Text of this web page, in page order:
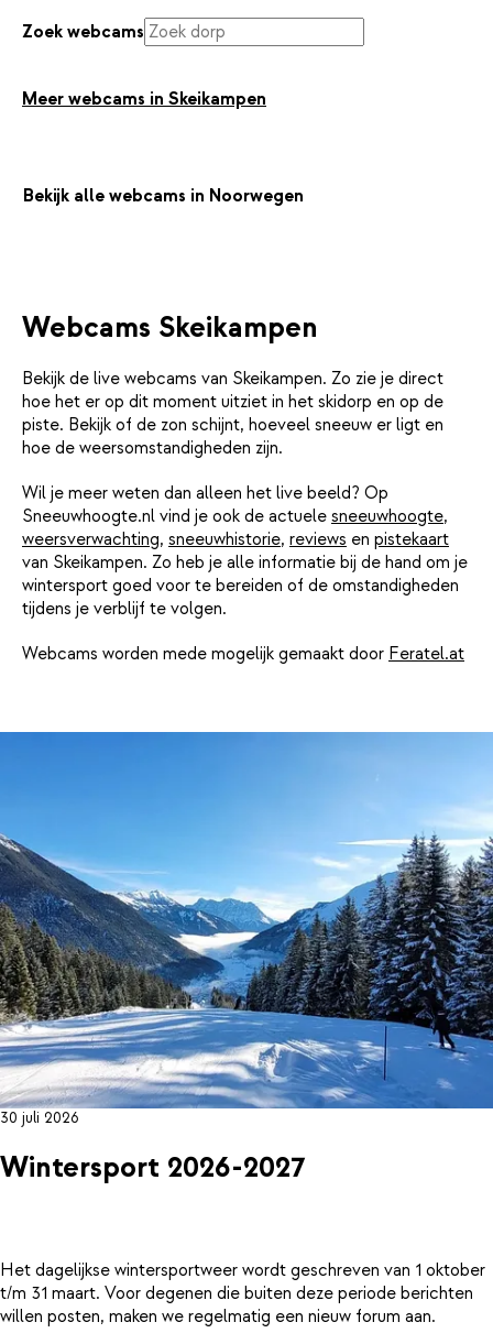
Zoek webcams
Meer webcams in Skeikampen
Bekijk alle webcams in Noorwegen
Webcams Skeikampen
Bekijk de live webcams van Skeikampen. Zo zie je direct
hoe het er op dit moment uitziet in het skidorp en op de
piste. Bekijk of de zon schijnt, hoeveel sneeuw er ligt en
hoe de weersomstandigheden zijn.
Wil je meer weten dan alleen het live beeld? Op
Sneeuwhoogte.nl vind je ook de actuele sneeuwhoogte,
weersverwachting, sneeuwhistorie, reviews en pistekaart
van Skeikampen. Zo heb je alle informatie bij de hand om je
wintersport goed voor te bereiden of de omstandigheden
tijdens je verblijf te volgen.
Webcams worden mede mogelijk gemaakt door Feratel.at
30 juli 2026
Wintersport 2026-2027
Het dagelijkse wintersportweer wordt geschreven van 1 oktober
t/m 31 maart. Voor degenen die buiten deze periode berichten
willen posten, maken we regelmatig een nieuw forum aan.